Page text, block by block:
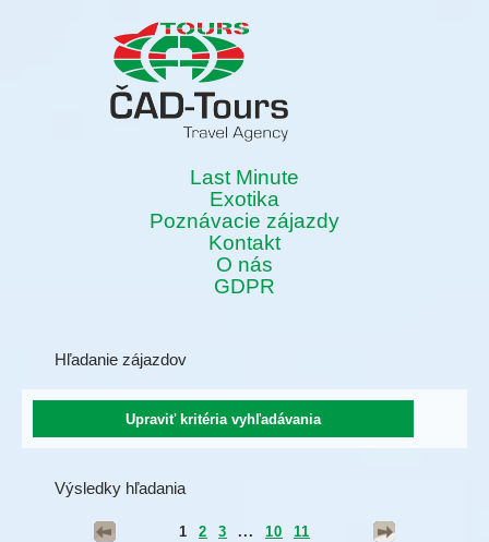
Last Minute
Exotika
Poznávacie zájazdy
Kontakt
O nás
GDPR
Hľadanie zájazdov
Výsledky hľadania
1 2 3 ... 10 11